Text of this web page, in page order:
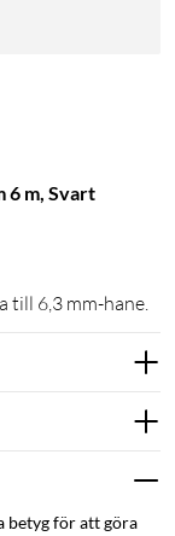
6 m, Svart
till 6,3 mm-hane.
betyg för att göra